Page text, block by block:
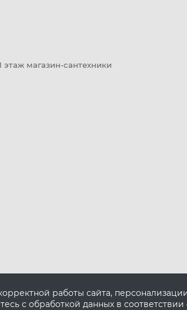
работы сайта,
с обработкой данных в соответствии
магазин-сантехники